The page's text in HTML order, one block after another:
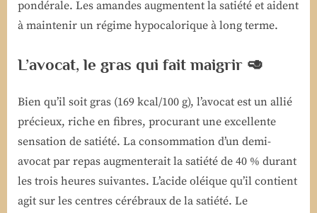
pondérale. Les amandes augmentent la satiété et aident
à maintenir un régime hypocalorique à long terme.
L’avocat, le gras qui fait maigrir 🥑
Bien qu’il soit gras (169 kcal/100 g), l’avocat est un allié
précieux, riche en fibres, procurant une excellente
sensation de satiété. La consommation d’un demi-
avocat par repas augmenterait la satiété de 40 % durant
les trois heures suivantes. L’acide oléique qu’il contient
agit sur les centres cérébraux de la satiété. Le